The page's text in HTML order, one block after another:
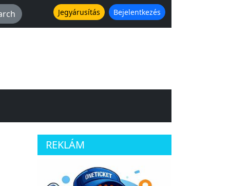
Jegyárusítás Bejelentkezés
REKLÁM